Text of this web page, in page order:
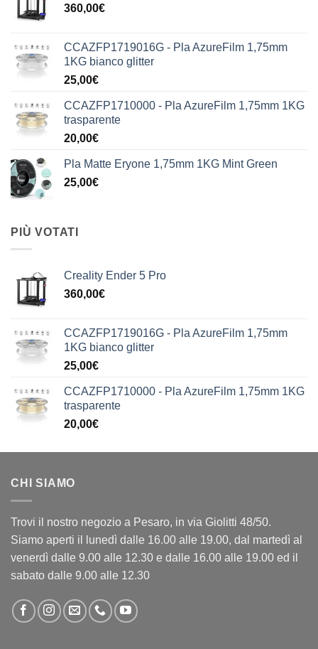
360,00€
CCAZFP1719016G - Pla AzureFilm 1,75mm
1KG bianco glitter
25,00€
CCAZFP1710000 - Pla AzureFilm 1,75mm 1KG
trasparente
20,00€
Pla Matte Eryone 1,75mm 1KG Mint Green
25,00€
PIÙ VOTATI
Creality Ender 5 Pro
360,00€
CCAZFP1719016G - Pla AzureFilm 1,75mm
1KG bianco glitter
25,00€
CCAZFP1710000 - Pla AzureFilm 1,75mm 1KG
trasparente
20,00€
CHI SIAMO
Trovi il nostro negozio a Pesaro, in via Giolitti 48/50.
Siamo aperti il lunedì dalle 16.00 alle 19.00, dal martedì al
venerdì dalle 9.00 alle 12.30 e dalle 16.00 alle 19.00 ed il
sabato dalle 9.00 alle 12.30